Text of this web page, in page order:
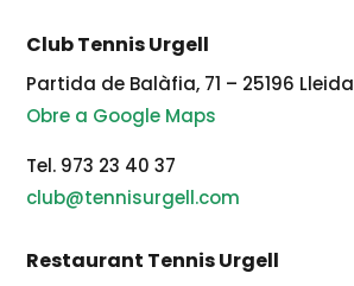
Club Tennis Urgell
Partida de Balàfia, 71 – 25196 Lleida
Obre a Google Maps
Tel. 973 23 40 37
club@tennisurgell.com
Restaurant Tennis Urgell